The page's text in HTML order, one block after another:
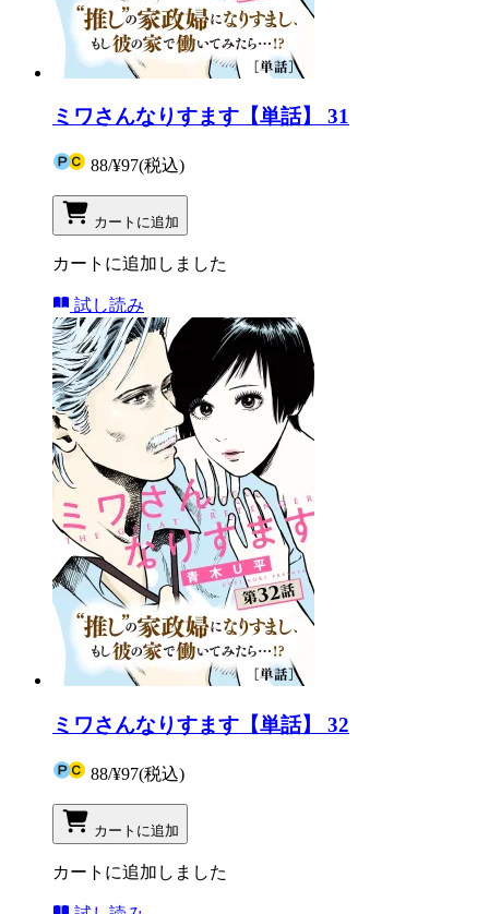
ミワさんなりすます【単話】 31
88/¥97(税込)
カートに追加
カートに追加しました
試し読み
ミワさんなりすます【単話】 32
88/¥97(税込)
カートに追加
カートに追加しました